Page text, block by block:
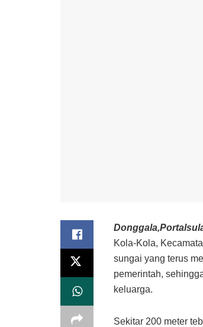
Kola-Kola,
sungai yang terus
pemerintah,
keluarga.
Sekitar 200 meter